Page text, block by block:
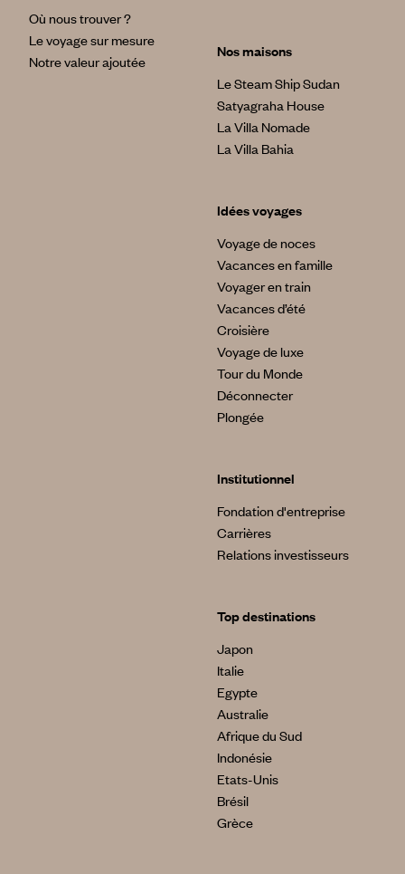
Où nous trouver ?
Le voyage sur mesure
Notre valeur ajoutée
Nos maisons
Le Steam Ship Sudan
Satyagraha House
La Villa Nomade
La Villa Bahia
Idées voyages
Voyage de noces
Vacances en famille
Voyager en train
Vacances d’été
Croisière
Voyage de luxe
Tour du Monde
Déconnecter
Plongée
Institutionnel
Fondation d'entreprise
Carrières
Relations investisseurs
Top destinations
Japon
Italie
Egypte
Australie
Afrique du Sud
Indonésie
Etats-Unis
Brésil
Grèce